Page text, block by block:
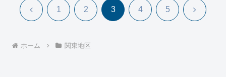
前 1 2 3 4 5 次
ホーム 関東地区